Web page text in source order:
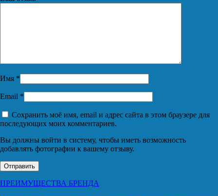
Имя *
Email *
Сохранить моё имя, email и адрес сайта в этом браузере для
последующих моих комментариев.
Вы должны войти в систему, чтобы иметь возможность
добавлять фотографии к вашему отзыву.
ПРЕИМУЩЕСТВА БРЕНДА